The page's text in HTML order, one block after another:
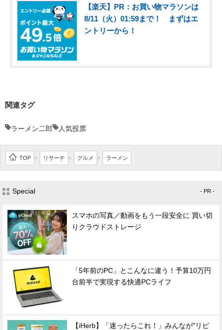
【楽天】PR：お買い物マラソンは
8/11（火）01:59まで！ まずはエ
ントリーから！
関連タグ
ラーメン二郎 人気投票
TOP > リサーチ > グルメ > ラーメン
Special - PR -
スマホの写真／動画をもう一段安全に 買い切
りクラウドストレージ
「5年前のPC」とこんなに違う！予算10万円
台前半で実現する快適PCライフ
【iHerb】「迷ったらこれ！」みんなが"リピ